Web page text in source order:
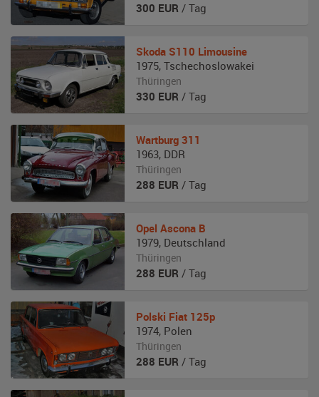
300 EUR / Tag
Skoda S110 Limousine
1975, Tschechoslowakei
Thüringen
330 EUR / Tag
Wartburg 311
1963, DDR
Thüringen
288 EUR / Tag
Opel Ascona B
1979, Deutschland
Thüringen
288 EUR / Tag
Polski Fiat 125p
1974, Polen
Thüringen
288 EUR / Tag